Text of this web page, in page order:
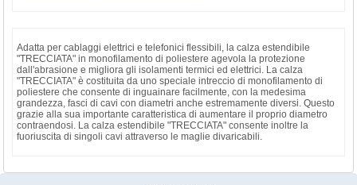
Adatta per cablaggi elettrici e telefonici flessibili, la calza estendibile
"TRECCIATA" in monofilamento di poliestere agevola la protezione
dall'abrasione e migliora gli isolamenti termici ed elettrici. La calza
"TRECCIATA" è costituita da uno speciale intreccio di monofilamento di
poliestere che consente di inguainare facilmente, con la medesima
grandezza, fasci di cavi con diametri anche estremamente diversi. Questo
grazie alla sua importante caratteristica di aumentare il proprio diametro
contraendosi. La calza estendibile "TRECCIATA" consente inoltre la
fuoriuscita di singoli cavi attraverso le maglie divaricabili.